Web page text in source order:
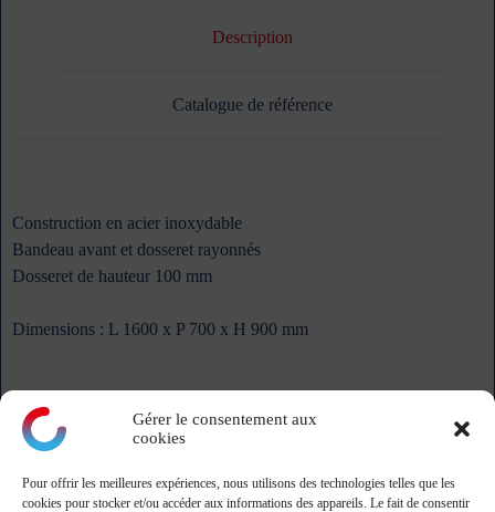
Gérer le consentement aux
cookies
Pour offrir les meilleures expériences, nous utilisons des technologies telles que les
cookies pour stocker et/ou accéder aux informations des appareils. Le fait de consentir
Description
Catalogue de référence
Construction en acier inoxydable
Bandeau avant et dosseret rayonnés
Dosseret de hauteur 100 mm
Dimensions : L 1600 x P 700 x H 900 mm
montagne